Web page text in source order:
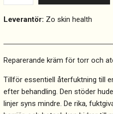
Leverantör: Zo skin health
Reparerande kräm för torr och
Tillför essentiell återfuktning till
efter behandling. Den stöder
linjer syns mindre. De rika,